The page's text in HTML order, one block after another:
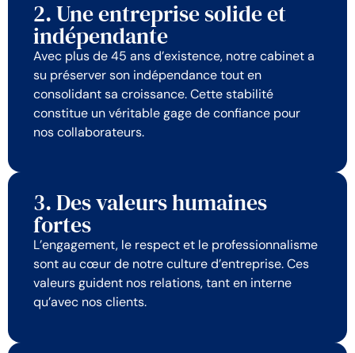
2. Une entreprise solide et
indépendante
Avec plus de 45 ans d’existence, notre cabinet a
su préserver son indépendance tout en
consolidant sa croissance. Cette stabilité
constitue un véritable gage de confiance pour
nos collaborateurs.
3. Des valeurs humaines
fortes
L’engagement, le respect et le professionnalisme
sont au cœur de notre culture d’entreprise. Ces
valeurs guident nos relations, tant en interne
qu’avec nos clients.